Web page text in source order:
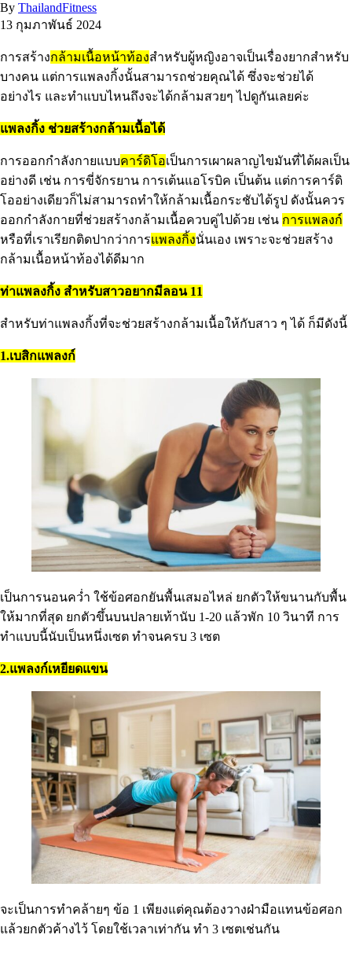
By ThailandFitness
13 กุมภาพันธ์ 2024
การสร้างกล้ามเนื้อหน้าท้องสำหรับผู้หญิงอาจเป็นเรื่องยากสำหรับ
บางคน แต่การแพลงกิ้งนั้นสามารถช่วยคุณได้ ซึ่งจะช่วยได้
อย่างไร และทำแบบไหนถึงจะได้กล้ามสวยๆ ไปดูกันเลยค่ะ
แพลงกิ้ง ช่วยสร้างกล้ามเนื้อได้
การออกกำลังกายแบบคาร์ดิโอเป็นการเผาผลาญไขมันที่ได้ผลเป็น
อย่างดี เช่น การขี่จักรยาน การเต้นแอโรบิค เป็นต้น แต่การคาร์ดิ
โออย่างเดียวก็ไม่สามารถทำให้กล้ามเนื้อกระชับได้รูป ดังนั้นควร
ออกกำลังกายที่ช่วยสร้างกล้ามเนื้อควบคู่ไปด้วย เช่น การแพลงก์
หรือที่เราเรียกติดปากว่าการแพลงกิ้งนั่นเอง เพราะจะช่วยสร้าง
กล้ามเนื้อหน้าท้องได้ดีมาก
ท่าแพลงกิ้ง สำหรับสาวอยากมีลอน 11
สำหรับท่าแพลงกิ้งที่จะช่วยสร้างกล้ามเนื้อให้กับสาว ๆ ได้ ก็มีดังนี้
1.เบสิกแพลงก์
เป็นการนอนคว่ำ ใช้ข้อศอกยันพื้นเสมอไหล่ ยกตัวให้ขนานกับพื้น
ให้มากที่สุด ยกตัวขึ้นบนปลายเท้านับ 1-20 แล้วพัก 10 วินาที การ
ทำแบบนี้นับเป็นหนึ่งเซต ทำจนครบ 3 เซต
2.แพลงก์เหยียดแขน
จะเป็นการทำคล้ายๆ ข้อ 1 เพียงแต่คุณต้องวางฝ่ามือแทนข้อศอก
แล้วยกตัวค้างไว้ โดยใช้เวลาเท่ากัน ทำ 3 เซตเช่นกัน